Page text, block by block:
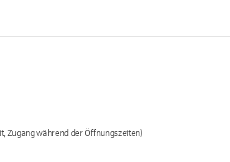
Zugang während der Öffnungszeiten)